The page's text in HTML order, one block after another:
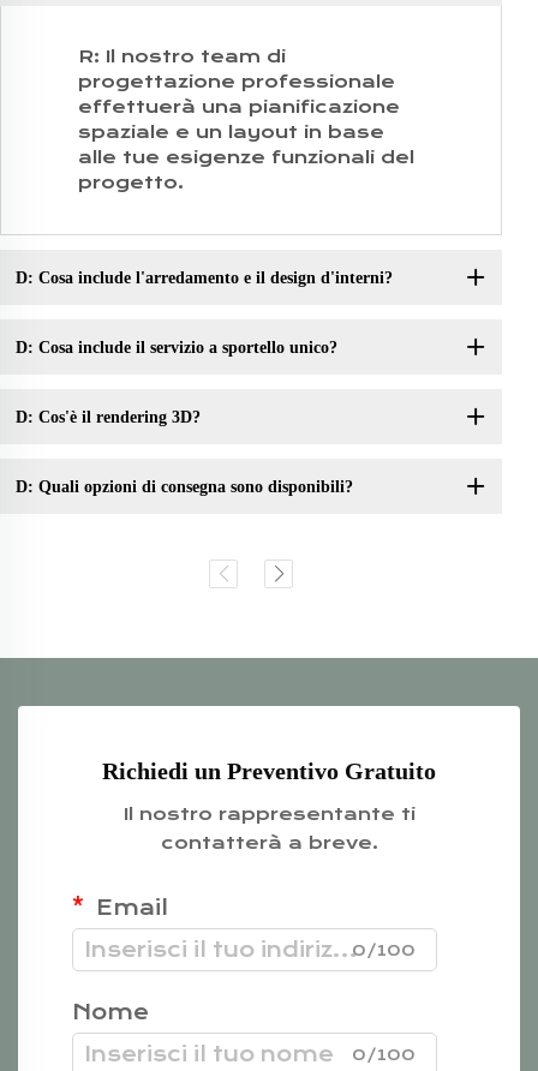
R: Il nostro team di
progettazione professionale
effettuerà una pianificazione
spaziale e un layout in base
alle tue esigenze funzionali del
progetto.
D: Cosa include l'arredamento e il design d'interni?
D: Cosa include il servizio a sportello unico?
D: Cos'è il rendering 3D?
D: Quali opzioni di consegna sono disponibili?
Richiedi un Preventivo Gratuito
Il nostro rappresentante ti
contatterà a breve.
Email
0/100
Nome
0/100